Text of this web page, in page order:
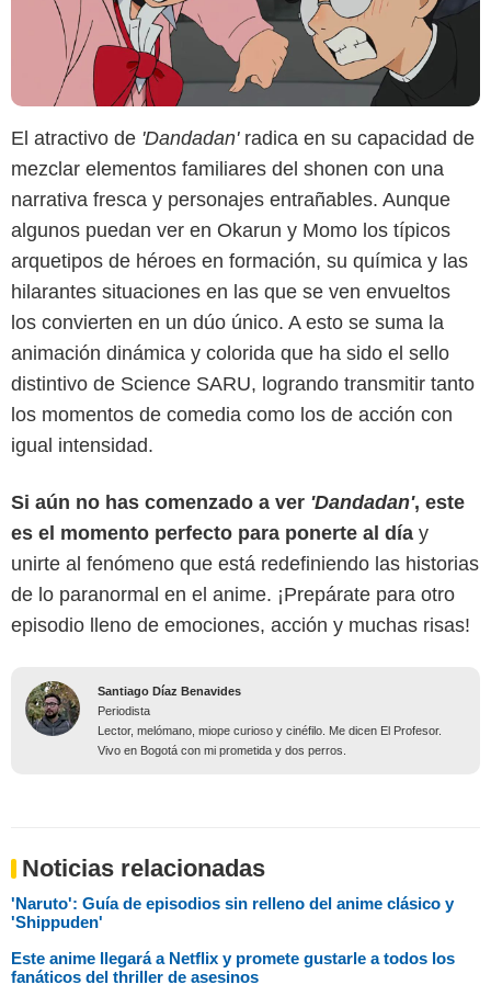
El atractivo de 'Dandadan'radica en su capacidad de
mezclar elementos familiares del shonen con una
narrativa fresca y personajes entrañables. Aunque
algunos puedan ver en Okarun y Momo los típicos
arquetipos de héroes en formación, su química y las
hilarantes situaciones en las que se ven envueltos
los convierten en un dúo único. A esto se suma la
animación dinámica y colorida que ha sido el sello
distintivo de Science SARU, logrando transmitir tanto
los momentos de comedia como los de acción con
igual intensidad.
Si aún no has comenzado a ver 'Dandadan', este
es el momento perfecto para ponerte al día y
unirte al fenómeno que está redefiniendo las historias
de lo paranormal en el anime. ¡Prepárate para otro
episodio lleno de emociones, acción y muchas risas!
Santiago Díaz Benavides
Periodista
Lector, melómano, miope curioso y cinéfilo. Me dicen El Profesor.
Vivo en Bogotá con mi prometida y dos perros.
Noticias relacionadas
'Naruto': Guía de episodios sin relleno del anime clásico y
'Shippuden'
Este anime llegará a Netflix y promete gustarle a todos los
fanáticos del thriller de asesinos